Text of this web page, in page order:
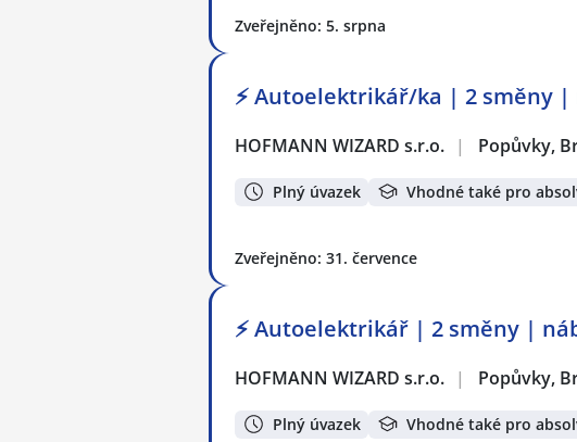
Zveřejněno: 5. srpna
⚡ Autoelektrikář/ka | 2 směny |
HOFMANN WIZARD s.r.o. | Popůvky,
Plný úvazek Vhodné také pro
Zveřejněno: 31. července
⚡ Autoelektrikář | 2 směny |
HOFMANN WIZARD s.r.o. | Popůvky,
Plný úvazek Vhodné také pro